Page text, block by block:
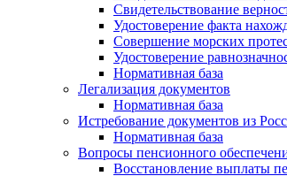
Свидетельствование
Удостоверение факта
Совершение морских
Удостоверение
Нормативная база
Легализация документов
Нормативная база
Истребование документов из
Нормативная база
Вопросы пенсионного
Восстановление выплаты